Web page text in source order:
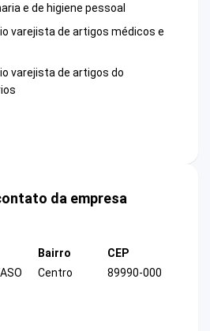
e de higiene pessoal
varejista de artigos médicos e
varejista de artigos do
da empresa
Bairro
Centro
CEP
89990-000